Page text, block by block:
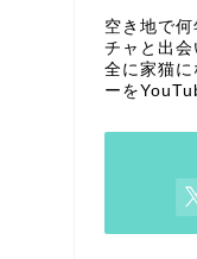
空き地で
チャと出
全に家猫に
ーを